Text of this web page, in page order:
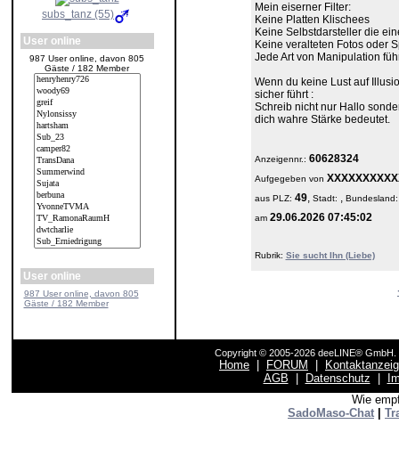
subs_tanz (55)
User online
987 User online, davon 805
Gäste / 182 Member
User online
987 User online, davon 805
Gäste / 182 Member
Mein eiserner Filter:
Keine Platten Klischees
Keine Selbstdarsteller die
Keine veralteten Fotos oder
Jede Art von Manipulation
Wenn du keine Lust auf
sicher führt :
Schreib nicht nur Hallo
dich wahre Stärke bedeutet.
Anzeigennr.: 60628324
Aufgegeben von
aus PLZ: 49, Stadt: ,
am 29.06.2026 07:45:02
Rubrik: Sie sucht Ihn (Liebe)
Copyright © 2005-2026 deeLINE®
Home FORUM
AGB
Datenschutz
Wie
SadoMaso-Chat